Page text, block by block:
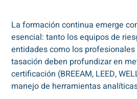
La formación continua emerge
esencial: tanto los equipos de
entidades como los
tasación deben profundizar en
certificación (BREEAM, LEED,
manejo de herramientas